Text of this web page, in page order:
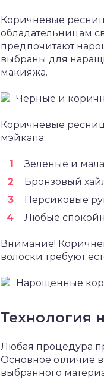
Коричневые
обладательницам
предпочитают
выбраны для
макияжа.
Черные и
Коричневые
мэйкапа:
Зеленые и
Бронзовый
Персиковые
Любые
Внимание!
волоски требуют
Нарощенные
Технология
Любая процедура
Основное отличие
выбранного